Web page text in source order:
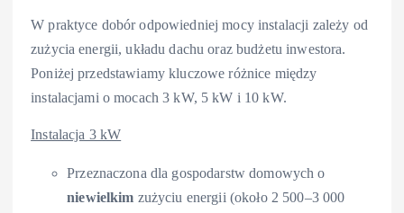
W praktyce dobór odpowiedniej mocy instalacji zależy od
zużycia energii, układu dachu oraz budżetu inwestora.
Poniżej przedstawiamy kluczowe różnice między
instalacjami o mocach 3 kW, 5 kW i 10 kW.
Instalacja 3 kW
Przeznaczona dla gospodarstw domowych o
niewielkim zużyciu energii (około 2 500–3 000